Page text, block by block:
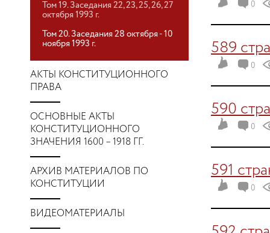
Том 19. Заседания 22, 23, 25, 26, 27
октября 1993 г.
Том 20. Заседания 28 октября - 10
ноября 1993 г.
АКТЫ КОНСТИТУЦИОННОГО
ПРАВА
ОСНОВНЫЕ АКТЫ
КОНСТИТУЦИОННОГО
ЗНАЧЕНИЯ 1600 – 1918 ГГ.
АРХИВ МАТЕРИАЛОВ ПО
КОНСТИТУЦИИ
ВИДЕОМАТЕРИАЛЫ
0
589
0
590
0
591
0